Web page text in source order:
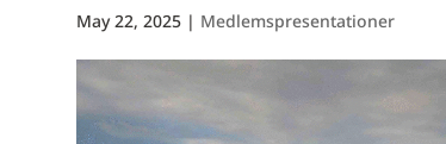
May 22, 2025| Medlemspresentationer